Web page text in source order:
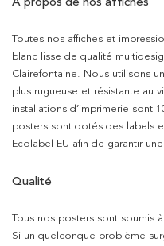
Toutes nos affiches et
blanc lisse de qualité
Clairefontaine. Nous utilisons
plus rugueuse et résistante au
installations d’imprimerie sont
posters sont dotés des labels
Ecolabel EU afin de garantir
Qualité
Tous nos posters sont soumis
Si un quelconque problème